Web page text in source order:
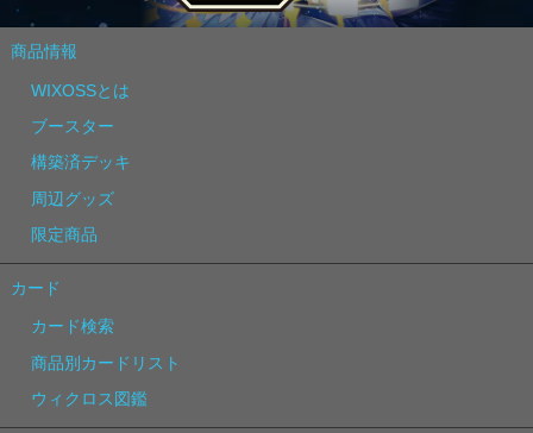
商品情報
WIXOSSとは
ブースター
構築済デッキ
周辺グッズ
限定商品
カード
カード検索
商品別カードリスト
ウィクロス図鑑